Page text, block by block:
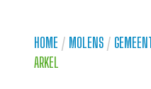
HOME / MOLENS /
ARKEL